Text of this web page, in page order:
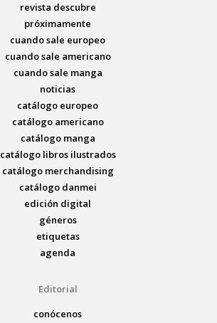
revista descubre
próximamente
cuando sale europeo
cuando sale americano
cuando sale manga
noticias
catálogo europeo
catálogo americano
catálogo manga
catálogo libros ilustrados
catálogo merchandising
catálogo danmei
edición digital
géneros
etiquetas
agenda
Editorial
conócenos